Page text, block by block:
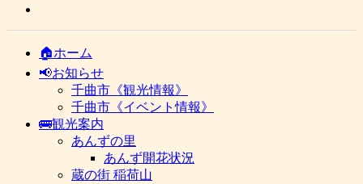
🏠ホーム
📢お知らせ
千曲市《観光情報》
千曲市《イベント情報》
🚌観光案内
あんずの里
あんず開花状況
蔵の街 稲荷山